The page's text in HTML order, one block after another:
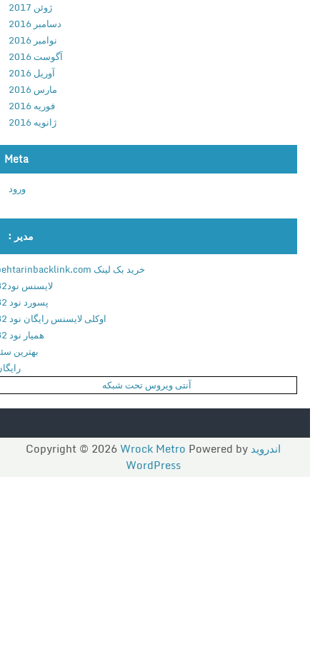
ی
س
ا
خ
ت
ی
ک
پ
ر
ا
د
ر
د
ژوئن 2017
دسامبر 2016
نوامبر 2016
آگوست 2016
آوریل 2016
مارس 2016
فوریه 2016
ژانویه 2016
Meta
مدیر :
خرید بک لینک behtarinbacklink.com
لایسنس نود32
پسورد نود 32
اوکلی لایسنس رایگان نود 32
همیار نود 32
بهترین سئو
رایگان
آنتی ویروس تحت شبکه
اندرویدCopyright © 2026
Wrock MetroPowered by
WordPress